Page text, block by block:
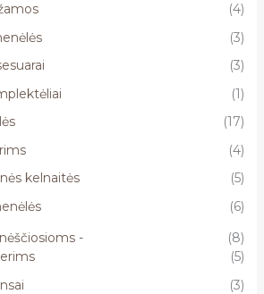
(4)
(3)
(3)
(1)
(17)
(4)
kelnaitės
(5)
(6)
-
(8)
(5)
(3)